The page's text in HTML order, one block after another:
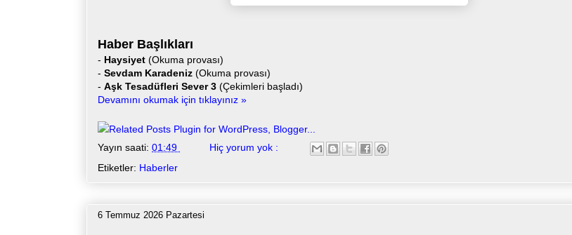
Haber Başlıkları
- Haysiyet (Okuma provası)
- Sevdam Karadeniz (Okuma provası)
- Aşk Tesadüfleri Sever 3 (Çekimleri başladı)
Devamını okumak için tıklayınız »
Yayın saati: 01:49
Hiç yorum yok :
Etiketler: Haberler
6 Temmuz 2026 Pazartesi